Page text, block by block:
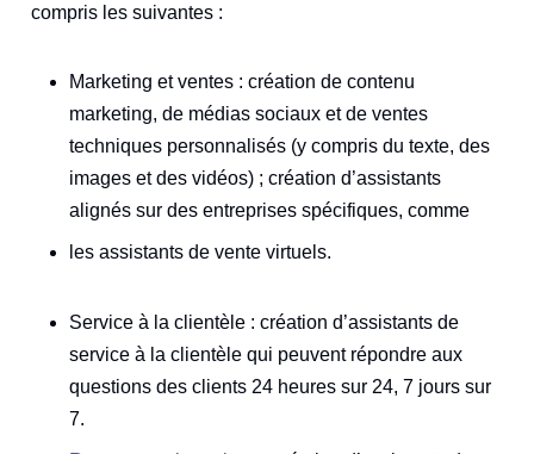
compris les suivantes :
Marketing et ventes : création de contenu
marketing, de médias sociaux et de ventes
techniques personnalisés (y compris du texte, des
images et des vidéos) ; création d’assistants
alignés sur des entreprises spécifiques, comme
les assistants de vente virtuels.
Service à la clientèle : création d’assistants de
service à la clientèle qui peuvent répondre aux
questions des clients 24 heures sur 24, 7 jours sur
7.